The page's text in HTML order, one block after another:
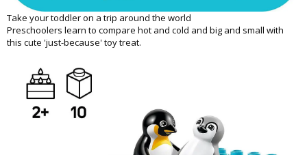
Take your toddler on a trip around the world
Preschoolers learn to compare hot and cold and big and small with
this cute 'just-because' toy treat.